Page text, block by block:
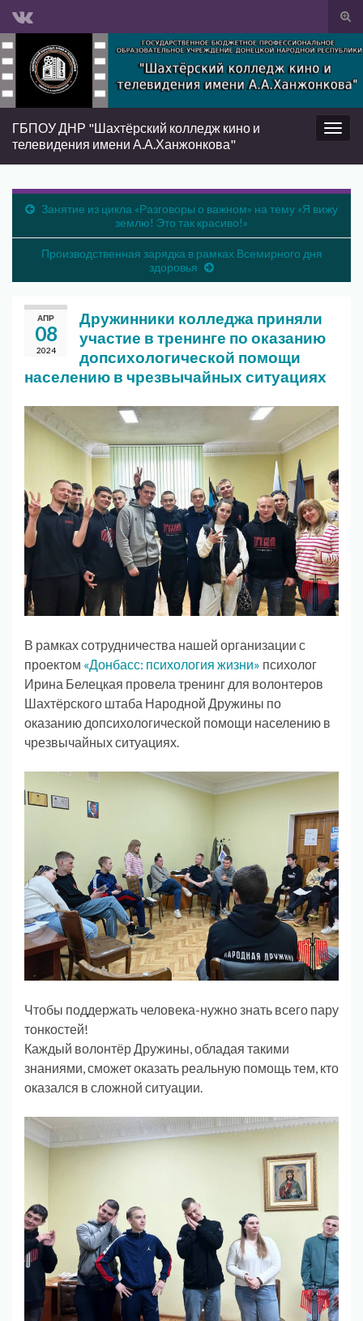
Вкл/
Search for:
Вкл/
ГБПОУ ДНР "Шахтёрский колледж кино и
телевидения имени А.А.Ханжонкова"
Занятие из цикла «Разговоры о важном» на тему «Я вижу
землю! Это так красиво!»
Производственная зарядка в рамках Всемирного дня
здоровья
АПР
08
2024
Дружинники колледжа приняли
участие в тренинге по оказанию
допсихологической помощи
населению в чрезвычайных ситуациях
В рамках сотрудничества нашей организации с
проектом «Донбасс: психология жизни» психолог
Ирина Белецкая провела тренинг для волонтеров
Шахтёрского штаба Народной Дружины по
оказанию допсихологической помощи населению в
чрезвычайных ситуациях.
Чтобы поддержать человека-нужно знать всего пару
тонкостей!
Каждый волонтёр Дружины, обладая такими
знаниями, сможет оказать реальную помощь тем, кто
оказался в сложной ситуации.